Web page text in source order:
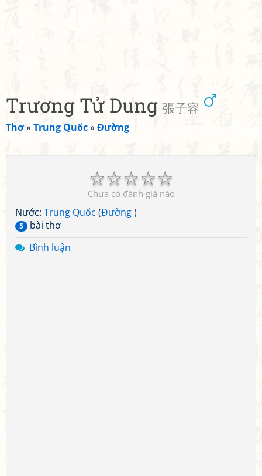
Trương Tử Dung 張子容
Thơ»Trung Quốc»Đường
☆
☆
☆
☆
☆
Chưa có đánh giá nào
Nước: Trung Quốc (Đường)
5
bài thơ
Bình luận